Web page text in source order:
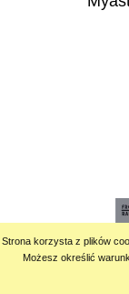
Strona korzysta z plików
Możesz określić